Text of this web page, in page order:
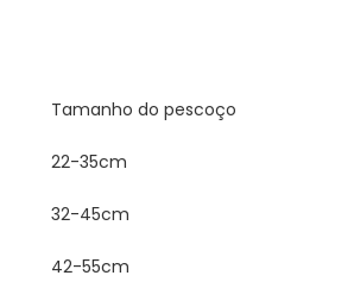
Tamanho do pescoço
22-35cm
32-45cm
42-55cm